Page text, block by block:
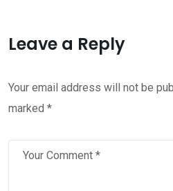
Leave a Reply
Your email address will not be
marked *